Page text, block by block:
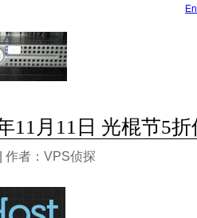
11月11日 光棍节5
作者：VPS侦探